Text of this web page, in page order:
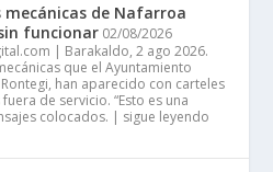
de Nafarroa
funcionar 02/08/2026
| Barakaldo, 2 ago 2026.
que el Ayuntamiento
han aparecido con carteles
de servicio. “Esto es una
colocados. | sigue leyendo